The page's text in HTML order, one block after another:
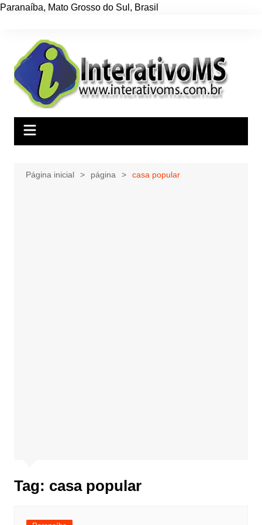
Paranaíba, Mato Grosso do Sul , Brasil
conteúdo
Página inicial página casa popular
Tag: casa popular